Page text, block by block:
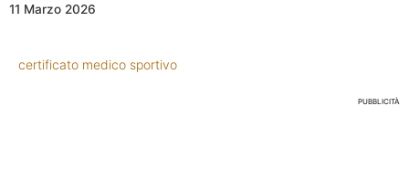
11 Marzo 2026
certificato medico sportivo
PUBBLICITÀ